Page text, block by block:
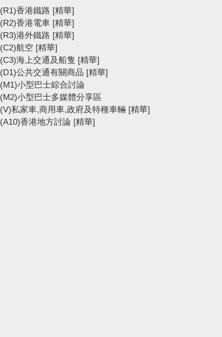
(R1)香港鐵路 [精華]
(R2)香港電車 [精華]
(R3)港外鐵路 [精華]
(C2)航空 [精華]
(C3)海上交通及船隻 [精華]
(D1)公共交通有關商品 [精華]
(M1)小型巴士綜合討論
(M2)小型巴士多媒體分享區
(V)私家車,商用車,政府及特種車輛 [精華]
(A10)香港地方討論 [精華]